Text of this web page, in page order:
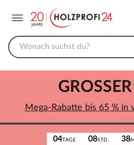
04TAGE 08STD. 38
GROSSER
Mega-Rabatte bis 65 % in